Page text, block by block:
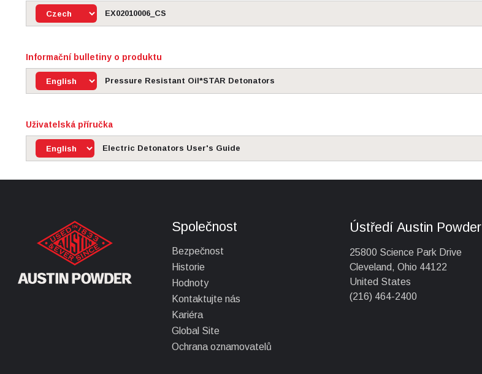
EX02010006_CS
Informační bulletiny o produktu
Pressure Resistant Oil*STAR Detonators
Uživatelská příručka
Electric Detonators User's Guide
Společnost
Bezpečnost
Historie
Hodnoty
Kontaktujte nás
Kariéra
Global Site
Ochrana oznamovatelů
Ústředí Austin Powder
25800 Science Park Drive
Cleveland, Ohio 44122
United States
(216) 464-2400